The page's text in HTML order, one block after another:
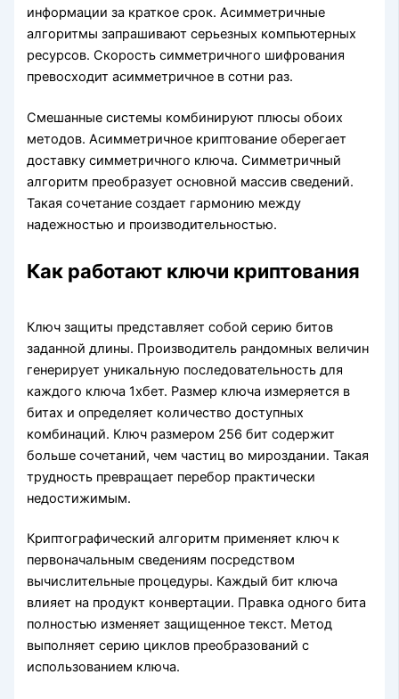
информации за краткое срок. Асимметричные
алгоритмы запрашивают серьезных компьютерных
ресурсов. Скорость симметричного шифрования
превосходит асимметричное в сотни раз.
Смешанные системы комбинируют плюсы обоих
методов. Асимметричное криптование оберегает
доставку симметричного ключа. Симметричный
алгоритм преобразует основной массив сведений.
Такая сочетание создает гармонию между
надежностью и производительностью.
Как работают ключи криптования
Ключ защиты представляет собой серию битов
заданной длины. Производитель рандомных величин
генерирует уникальную последовательность для
каждого ключа 1хбет. Размер ключа измеряется в
битах и определяет количество доступных
комбинаций. Ключ размером 256 бит содержит
больше сочетаний, чем частиц во мироздании. Такая
трудность превращает перебор практически
недостижимым.
Криптографический алгоритм применяет ключ к
первоначальным сведениям посредством
вычислительные процедуры. Каждый бит ключа
влияет на продукт конвертации. Правка одного бита
полностью изменяет защищенное текст. Метод
выполняет серию циклов преобразований с
использованием ключа.